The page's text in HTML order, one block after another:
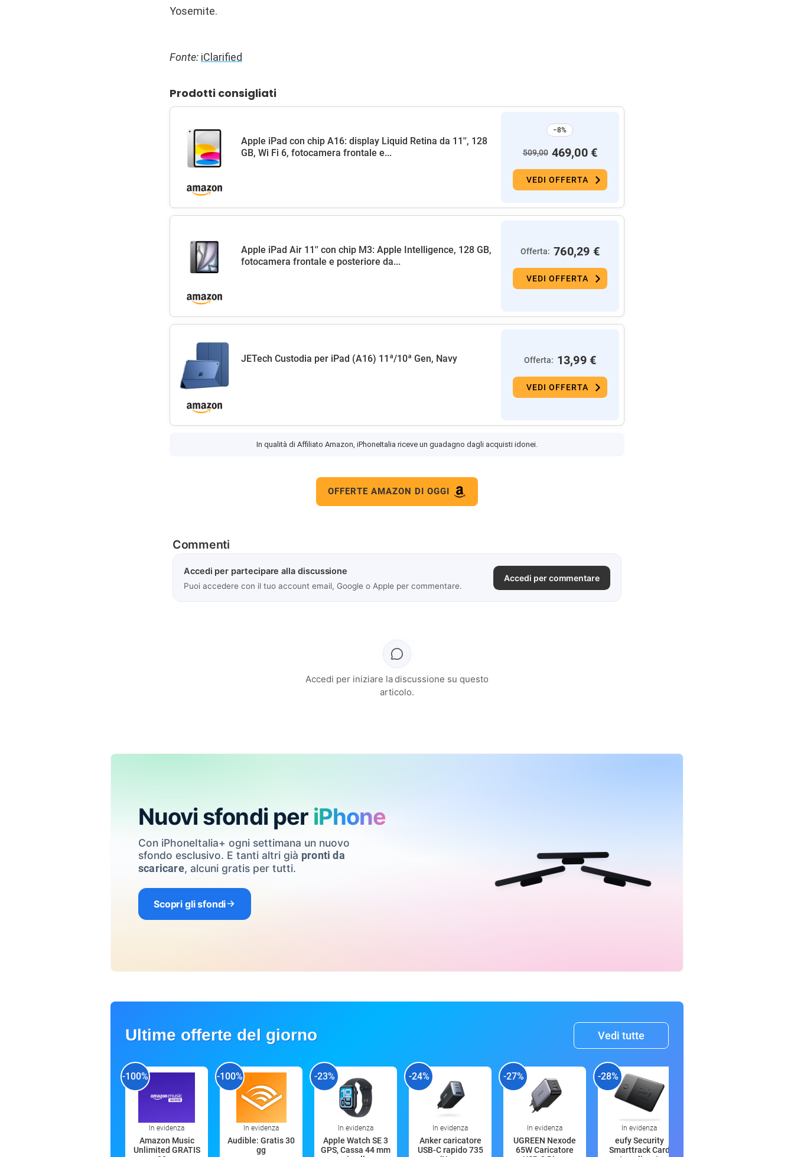
Yosemite.
Fonte: iClarified
Prodotti consigliati
Apple iPad con chip A16: display Liquid Retina da 11'', 128
GB, Wi Fi 6, fotocamera frontale e...
−8%
509,00 469,00 €
VEDI OFFERTA
Apple iPad Air 11'' con chip M3: Apple Intelligence, 128 GB,
fotocamera frontale e posteriore da...
Offerta: 760,29 €
VEDI OFFERTA
JETech Custodia per iPad (A16) 11ª/10ª Gen, Navy Offerta: 13,99 €
VEDI OFFERTA
In qualità di Affiliato Amazon, iPhoneItalia riceve un guadagno dagli acquisti idonei.
OFFERTE AMAZON DI OGGI
Commenti
Accedi per partecipare alla discussione
Puoi accedere con il tuo account email, Google o Apple per commentare.
Accedi per commentare
Accedi per iniziare la discussione su questo
articolo.
Nuovi sfondi per iPhone
Con iPhoneItalia+ ogni settimana un nuovo
sfondo esclusivo. E tanti altri già pronti da
scaricare, alcuni gratis per tutti.
Scopri gli sfondi
Ultime offerte del giorno Vedi tutte
-100%
In evidenza
Amazon Music
Unlimited GRATIS
-100%
In evidenza
Audible: Gratis 30
gg
-23%
In evidenza
Apple Watch SE 3
GPS, Cassa 44 mm
-24%
In evidenza
Anker caricatore
USB-C rapido 735
-27%
In evidenza
UGREEN Nexode
65W Caricatore
-28%
In evidenza
eufy Security
Smarttrack Card